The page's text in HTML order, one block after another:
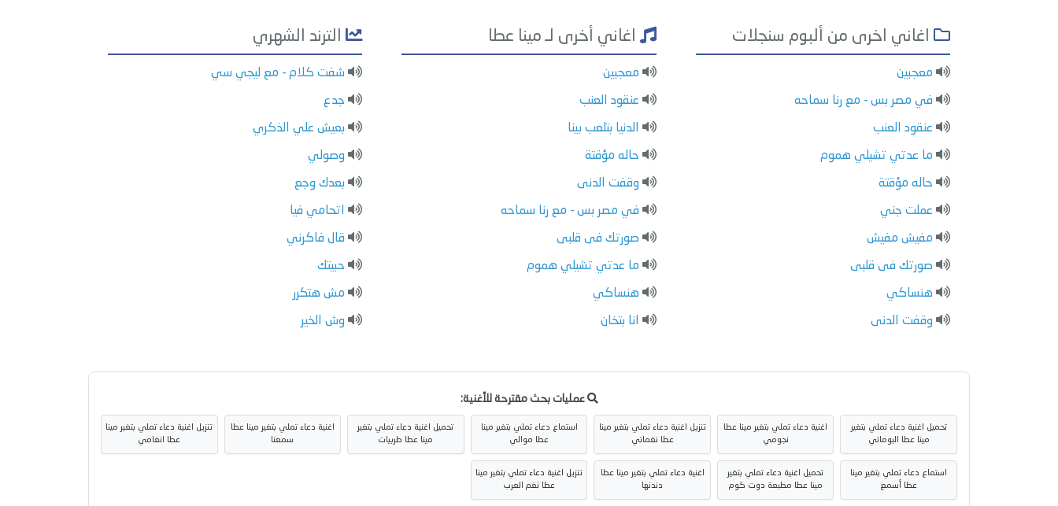
اغاني اخرى من ألبوم سنجلات
معجبين
في مصر بس - مع رنا سماحه
عنقود العنب
ما عدتي تشيلي هموم
حاله مؤقتة
عملت جني
مفيش مفيش
صورتك فى قلبى
هنساكي
وقفت الدنى
اغاني أخرى لـ مينا عطا
معجبين
عنقود العنب
الدنيا بتلعب بينا
حاله مؤقتة
وقفت الدنى
في مصر بس - مع رنا سماحه
صورتك فى قلبى
ما عدتي تشيلي هموم
هنساكي
انا بتخان
الترند الشهري
شفت كلام - مع ليجي سي
جدع
بعيش علي الذكري
وصولي
بعدك وجع
اتحامي فيا
قال فاكرني
حبيتك
مش هتكرر
وش الخير
عمليات بحث مقترحة للأغنية:
تحميل اغنية دعاء تملي بتغير
مينا عطا البوماتي
اغنية دعاء تملي بتغير مينا عطا
نجومي
تنزيل اغنية دعاء تملي بتغير مينا
عطا نغماتي
استماع دعاء تملي بتغير مينا
عطا موالي
تحميل اغنية دعاء تملي بتغير
مينا عطا طربيات
اغنية دعاء تملي بتغير مينا عطا
سمعنا
تنزيل اغنية دعاء تملي بتغير مينا
عطا انغامي
استماع دعاء تملي بتغير مينا
عطا أسمع
تحميل اغنية دعاء تملي بتغير
مينا عطا مطبعة دوت كوم
اغنية دعاء تملي بتغير مينا عطا
دندنها
تنزيل اغنية دعاء تملي بتغير مينا
عطا نغم العرب